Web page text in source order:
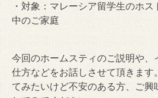
・対象：マレーシア留学生のホ
中のご家庭
今回のホームスティのご説明や、
仕方などをお話しさせて頂きます
てみたいけど不安のある方、ご興